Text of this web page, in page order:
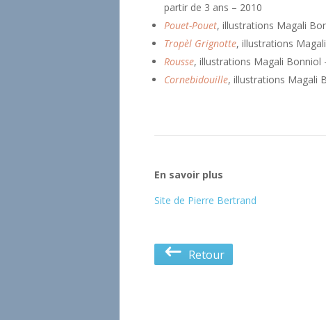
partir de 3 ans – 2010
Pouet-Pouet, illustrations Magali
Tropèl Grignotte, illustrations
Rousse, illustrations Magali Bonniol
Cornebidouille, illustrations Magali
En savoir plus
Site de Pierre Bertrand
Retour